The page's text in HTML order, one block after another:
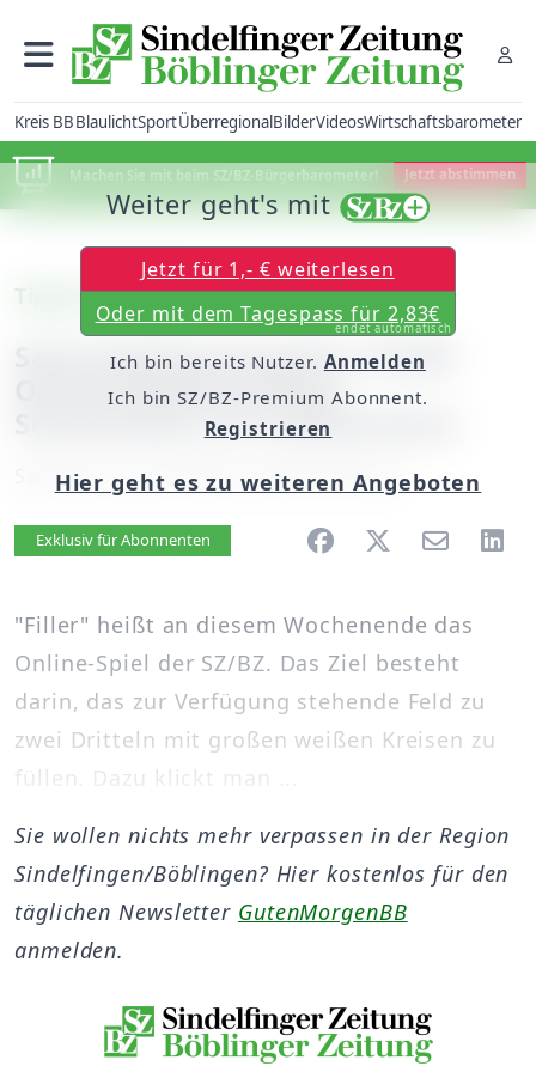
Kreis BBBlaulichtSportÜberregionalBilderVideosWirtschaftsbarometer
Machen Sie mit beim SZ/BZ-Bürgerbarometer! Jetzt abstimmen
Tipp des Tages
Samstag/Sonntag:Das SZ/BZ
Online-SpielSonntag:
Schwimmen im Fackelschein
Samstag, 20. Dezember 2008, 00:00 Uhr
Artikel vorlesen
Exklusiv für Abonnenten
"Filler" heißt an diesem Wochenende das
Online-Spiel der SZ/BZ. Das Ziel besteht
darin, das zur Verfügung stehende Feld zu
zwei Dritteln mit großen weißen Kreisen zu
füllen. Dazu klickt man ...
Weiter geht's mit
Jetzt für 1,- € weiterlesen
Oder mit dem Tagespass für 2,83€
endet automatisch
Ich bin bereits Nutzer. Anmelden
Ich bin SZ/BZ-Premium Abonnent.
Registrieren
Hier geht es zu weiteren Angeboten
Sie wollen nichts mehr verpassen in der Region
Sindelfingen/Böblingen? Hier kostenlos für den
täglichen Newsletter GutenMorgenBB
anmelden.